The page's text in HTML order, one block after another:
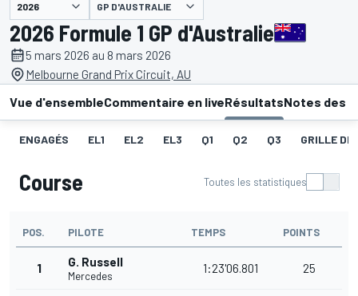
présenté par GP D'AUSTRALIE
2026 Formule 1 GP d'Australie
5 mars 2026 au 8 mars 2026
Melbourne Grand Prix Circuit, AU
Vue d'ensembleCommentaire en liveRésultatsNotes des
ENGAGÉS EL1 EL2 EL3 Q1 Q2 Q3 GRILLE DE
Course Toutes les statistiques
POS. PILOTE TEMPS POINTS
1 G. Russell
Mercedes
1:23'06.801 25